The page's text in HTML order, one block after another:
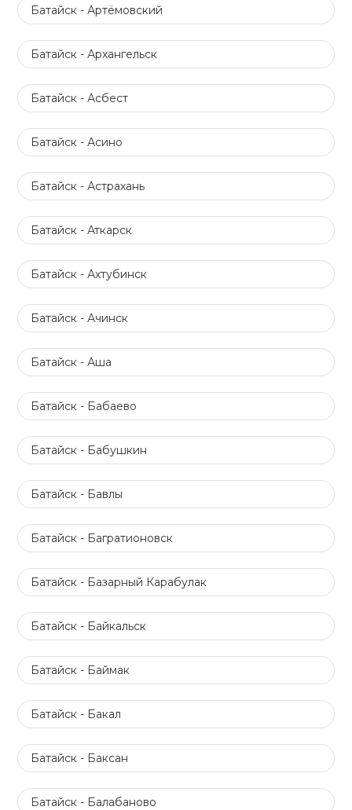
Батайск - Артёмовский
Батайск - Архангельск
Батайск - Асбест
Батайск - Асино
Батайск - Астрахань
Батайск - Аткарск
Батайск - Ахтубинск
Батайск - Ачинск
Батайск - Аша
Батайск - Бабаево
Батайск - Бабушкин
Батайск - Бавлы
Батайск - Багратионовск
Батайск - Базарный Карабулак
Батайск - Байкальск
Батайск - Баймак
Батайск - Бакал
Батайск - Баксан
Батайск - Балабаново